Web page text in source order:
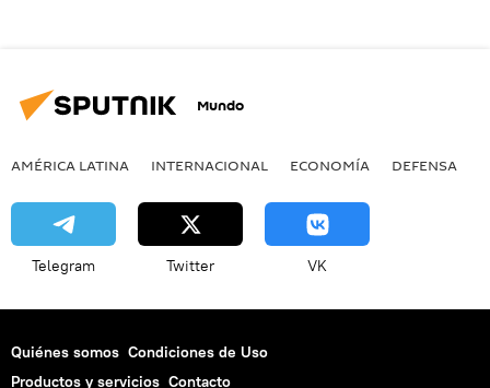
Mundo
AMÉRICA LATINA INTERNACIONAL ECONOMÍA DEFENSA
Telegram Twitter VK
Quiénes somos Condiciones de Uso
Productos y servicios Contacto